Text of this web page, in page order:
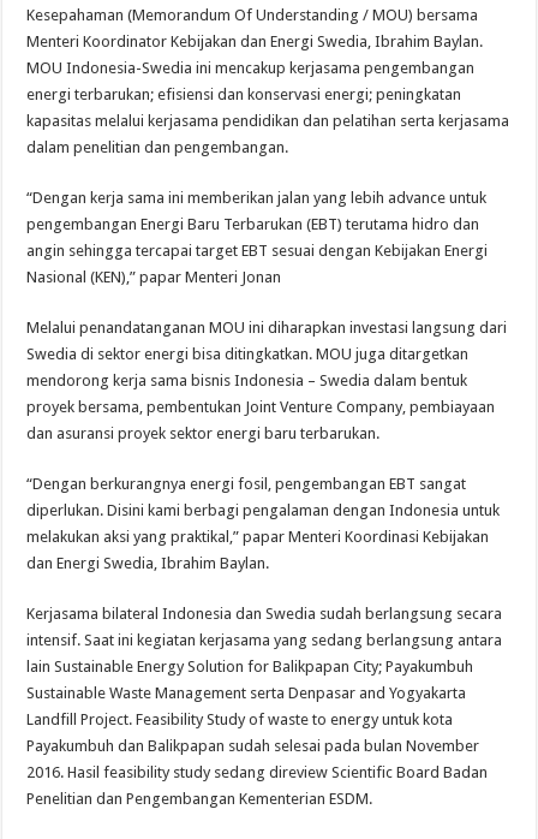
Kesepahaman (Memorandum Of Understanding / MOU) bersama
Menteri Koordinator Kebijakan dan Energi Swedia, Ibrahim Baylan.
MOU Indonesia-Swedia ini mencakup kerjasama pengembangan
energi terbarukan; efisiensi dan konservasi energi; peningkatan
kapasitas melalui kerjasama pendidikan dan pelatihan serta kerjasama
dalam penelitian dan pengembangan.
“Dengan kerja sama ini memberikan jalan yang lebih advance untuk
pengembangan Energi Baru Terbarukan (EBT) terutama hidro dan
angin sehingga tercapai target EBT sesuai dengan Kebijakan Energi
Nasional (KEN),” papar Menteri Jonan
Melalui penandatanganan MOU ini diharapkan investasi langsung dari
Swedia di sektor energi bisa ditingkatkan. MOU juga ditargetkan
mendorong kerja sama bisnis Indonesia – Swedia dalam bentuk
proyek bersama, pembentukan Joint Venture Company, pembiayaan
dan asuransi proyek sektor energi baru terbarukan.
“Dengan berkurangnya energi fosil, pengembangan EBT sangat
diperlukan. Disini kami berbagi pengalaman dengan Indonesia untuk
melakukan aksi yang praktikal,” papar Menteri Koordinasi Kebijakan
dan Energi Swedia, Ibrahim Baylan.
Kerjasama bilateral Indonesia dan Swedia sudah berlangsung secara
intensif. Saat ini kegiatan kerjasama yang sedang berlangsung antara
lain Sustainable Energy Solution for Balikpapan City; Payakumbuh
Sustainable Waste Management serta Denpasar and Yogyakarta
Landfill Project. Feasibility Study of waste to energy untuk kota
Payakumbuh dan Balikpapan sudah selesai pada bulan November
2016. Hasil feasibility study sedang direview Scientific Board Badan
Penelitian dan Pengembangan Kementerian ESDM.